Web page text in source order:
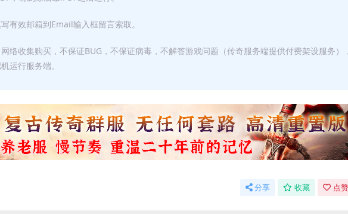
有效邮箱到Email输入框留言索取。
络收集购买，不保证BUG，不保证病毒，不解答游戏问题（传奇服务端提供付费架设服务），
运行服务端。
分享 收藏 点